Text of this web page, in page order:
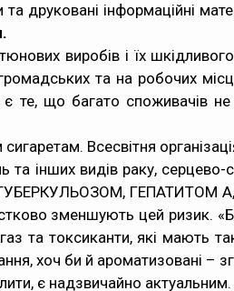
друковані інформаційні
виробів і їх шкідливого
та на робочих
те, що багато споживачів
Всесвітня
інших видів раку, серцево-
ТУБЕРКУЛЬОЗОМ, ГЕПАТИТОМ
зменшують цей ризик.
та токсиканти, які мають
хоч би й ароматизовані –
є надзвичайно актуальним.